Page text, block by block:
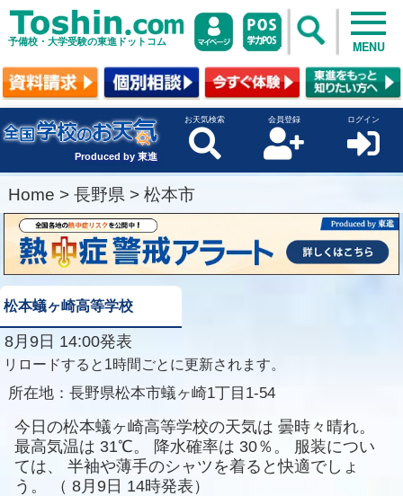
予備校・大学受験の東進ドットコム MENU
Produced by 東進
お天気検索 会員登録 ログイン
Home > 長野県 > 松本市
松本蟻ヶ崎高等学校
8月9日 14:00発表
リロードすると1時間ごとに更新されます。
所在地： 長野県松本市蟻ヶ崎1丁目1-54
今日の松本蟻ヶ崎高等学校の天気は 曇時々晴れ。
最高気温は 31℃。 降水確率は 30％。
服装につい
ては、
半袖や薄手のシャツを着ると快適でしょ
う。
（ 8月9日 14時発表）